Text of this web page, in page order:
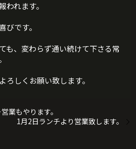
われます。
びです。
も、変わらず通い続けて下さる常
ろしくお願い致します。
業もやります。
1月2日ランチより営業致します。